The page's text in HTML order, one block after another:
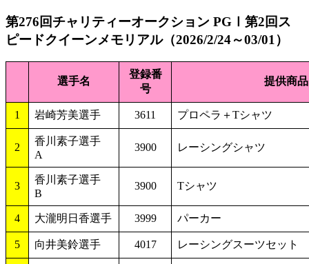
第276回チャリティーオークション PGⅠ第2回ス
ピードクイーンメモリアル（2026/2/24～03/01）
選手名
登録番
号
提供商品
1 岩崎芳美選手 3611 プロペラ＋Tシャツ
2
香川素子選手
A
3900 レーシングシャツ
3
香川素子選手
B
3900 Tシャツ
4 大瀧明日香選手 3999 パーカー
5 向井美鈴選手 4017 レーシングスーツセット